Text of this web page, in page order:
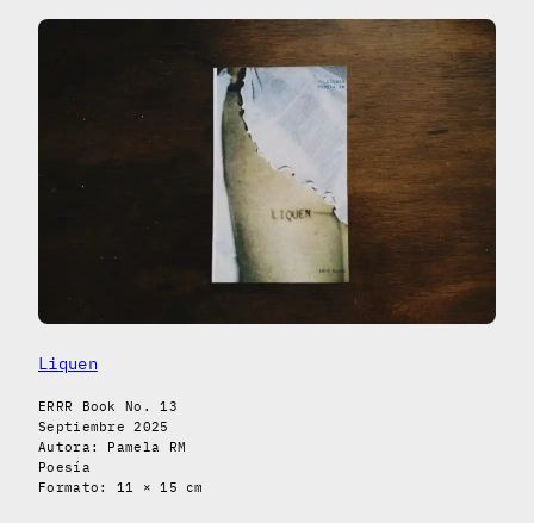
Liquen
ERRR Book No. 13
Septiembre 2025
Autora: Pamela RM
Poesía
Formato: 11 × 15 cm